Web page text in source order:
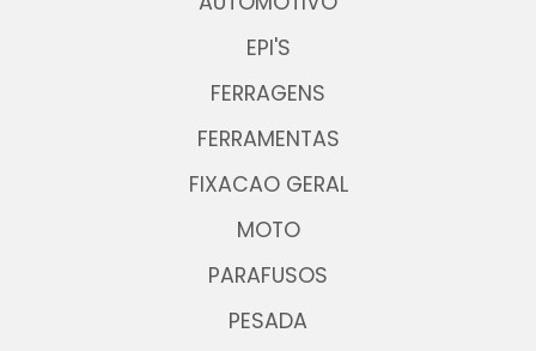
EPI'S
FERRAGENS
FERRAMENTAS
FIXACAO GERAL
MOTO
PARAFUSOS
PESADA